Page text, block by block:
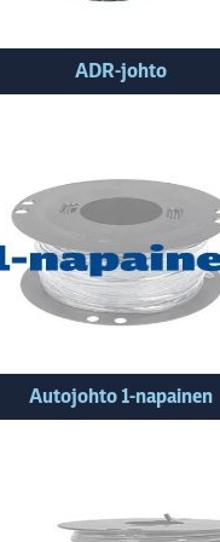
ADR-johto
Autojohto 1-napainen